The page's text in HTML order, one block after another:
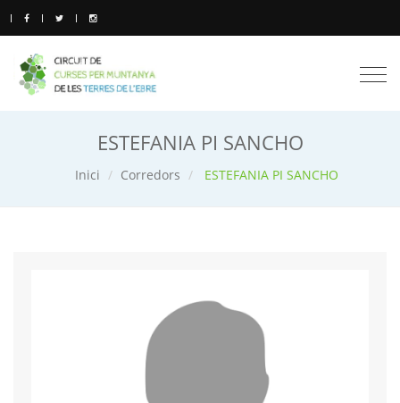
ESTEFANIA PI SANCHO
Inici Corredors ESTEFANIA PI SANCHO